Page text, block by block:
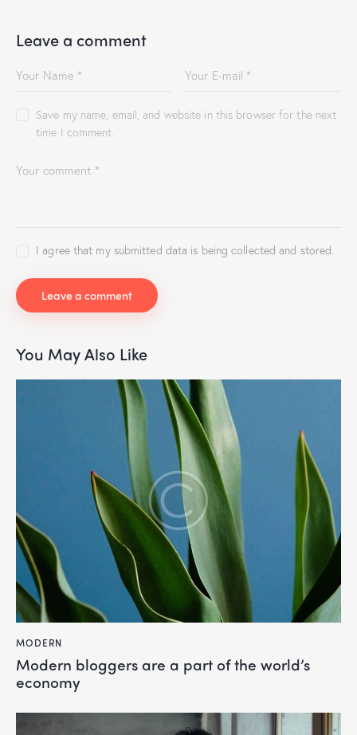
Leave a comment
Save my name, email, and website in this browser for the next
time I comment.
I agree that my submitted data is being collected and stored.
You May Also Like
MODERN
Modern bloggers are a part of the world’s
economy